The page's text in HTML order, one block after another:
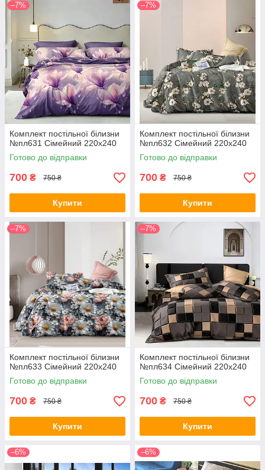
–7%
Комплект постільної білизни
№пл631 Сімейний 220х240
Готово до відправки
700 ₴ 750 ₴
Купити
–7%
Комплект постільної білизни
№пл632 Сімейний 220х240
Готово до відправки
700 ₴ 750 ₴
Купити
–7%
Комплект постільної білизни
№пл633 Сімейний 220х240
Готово до відправки
700 ₴ 750 ₴
Купити
–7%
Комплект постільної білизни
№пл634 Сімейний 220х240
Готово до відправки
700 ₴ 750 ₴
Купити
–6% –6%